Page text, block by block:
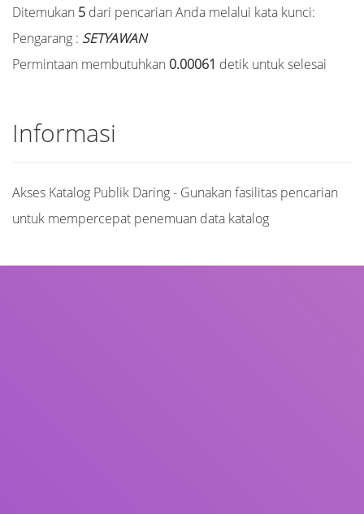
Ditemukan 5 dari pencarian Anda melalui kata kunci:
Pengarang : SETYAWAN
Permintaan membutuhkan 0.00061 detik untuk selesai
Informasi
Akses Katalog Publik Daring - Gunakan fasilitas pencarian
untuk mempercepat penemuan data katalog